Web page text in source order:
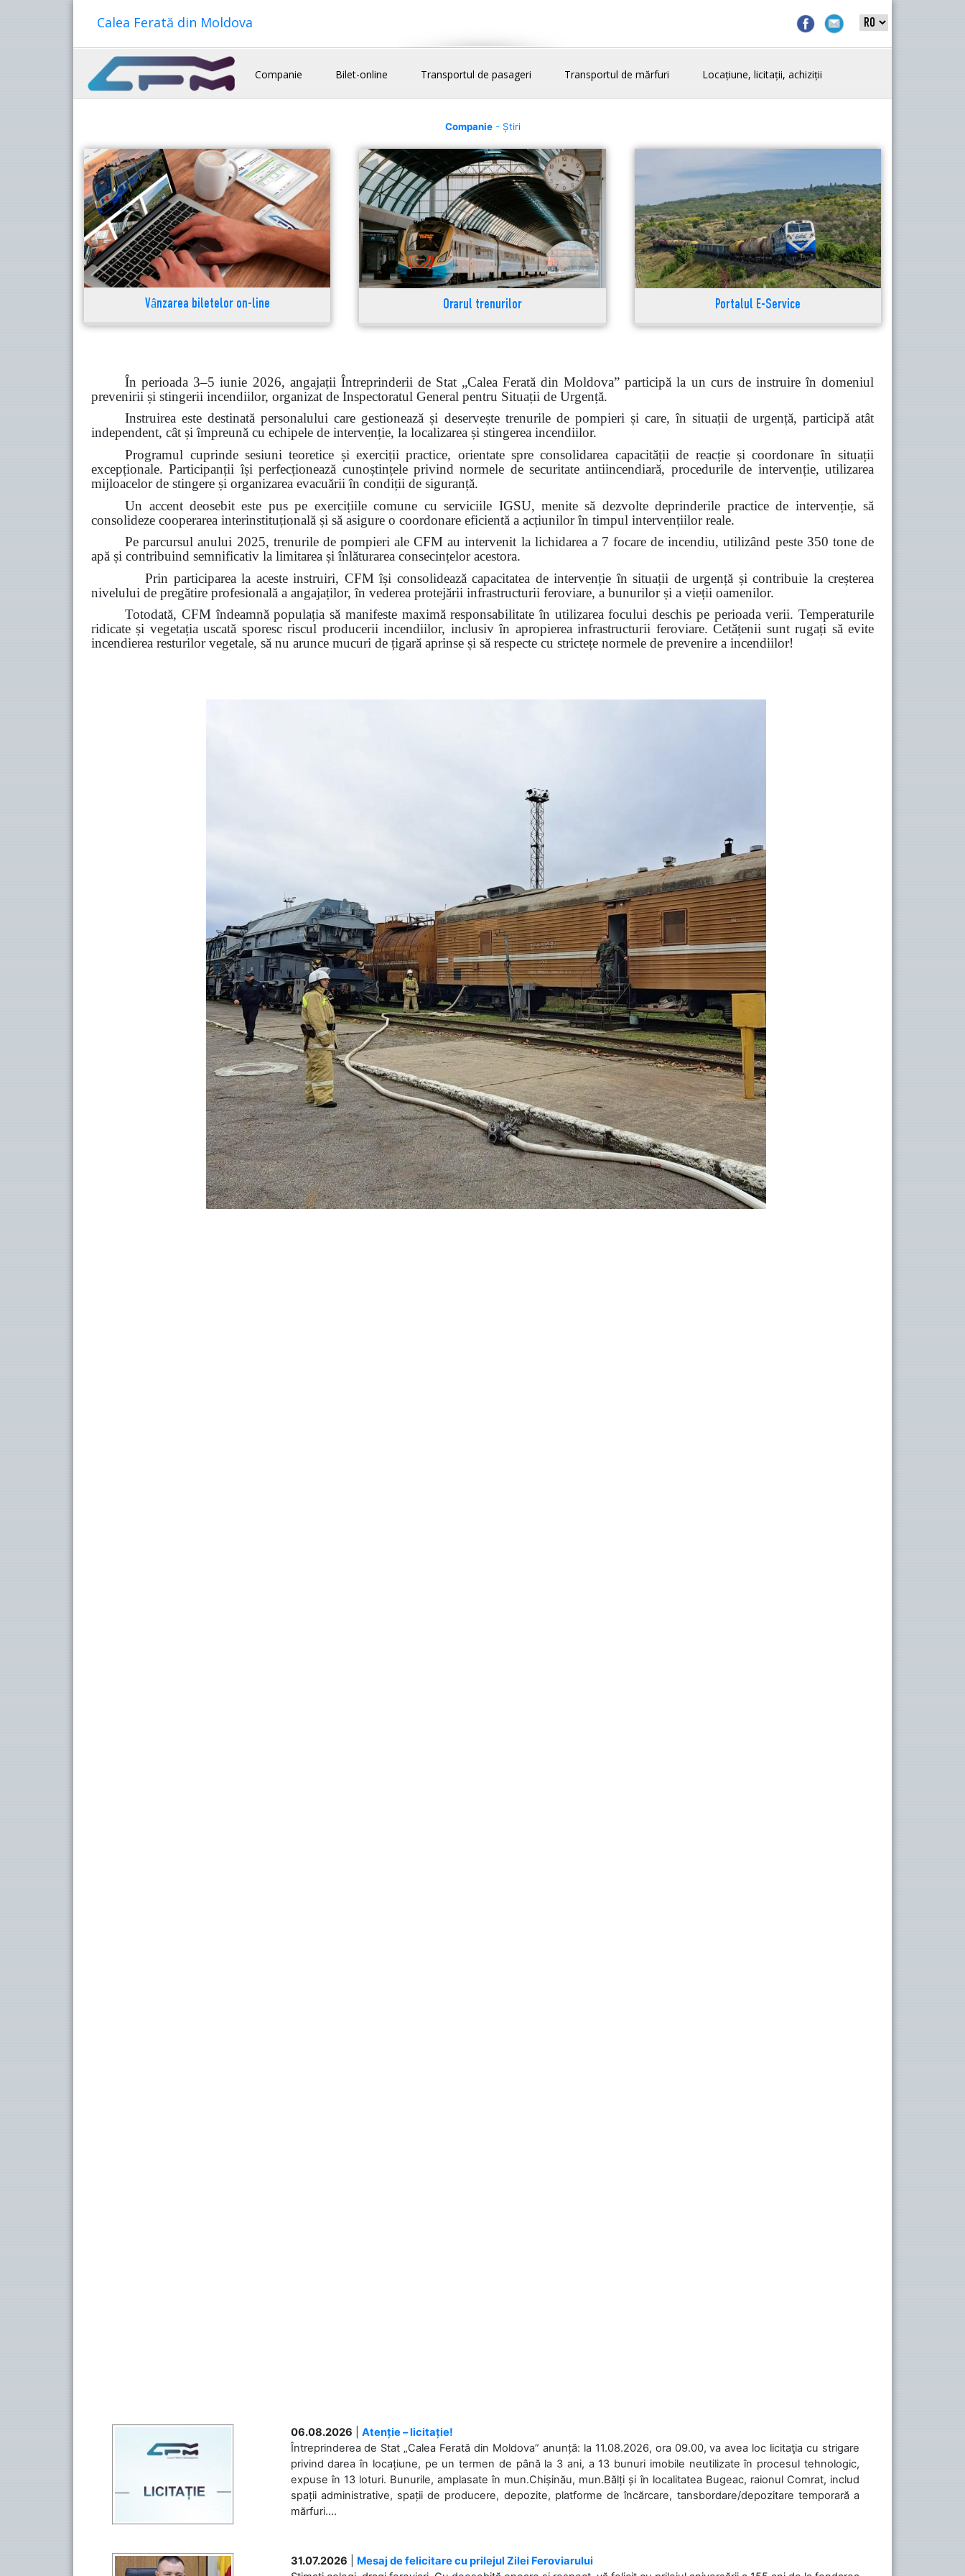
Calea Ferată din Moldova
Companie Bilet-online Transportul de pasageri Transportul de mărfuri Locațiune, licitații, achiziții
Companie- Știri
Vânzarea biletelor on-line Orarul trenurilor Portalul E-Service
În perioada 3–5 iunie 2026, angajații Întreprinderii de Stat „Calea Ferată din Moldova” participă la un curs de instruire în domeniul
prevenirii și stingerii incendiilor, organizat de Inspectoratul General pentru Situații de Urgență.
Instruirea este destinată personalului care gestionează și deservește trenurile de pompieri și care, în situații de urgență, participă atât
independent, cât și împreună cu echipele de intervenție, la localizarea și stingerea incendiilor.
Programul cuprinde sesiuni teoretice și exerciții practice, orientate spre consolidarea capacității de reacție și coordonare în situații
excepționale. Participanții își perfecționează cunoștințele privind normele de securitate antiincendiară, procedurile de intervenție, utilizarea
mijloacelor de stingere și organizarea evacuării în condiții de siguranță.
Un accent deosebit este pus pe exercițiile comune cu serviciile IGSU, menite să dezvolte deprinderile practice de intervenție, să
consolideze cooperarea interinstituțională și să asigure o coordonare eficientă a acțiunilor în timpul intervențiilor reale.
Pe parcursul anului 2025, trenurile de pompieri ale CFM au intervenit la lichidarea a 7 focare de incendiu, utilizând peste 350 tone de
apă și contribuind semnificativ la limitarea și înlăturarea consecințelor acestora.
Prin participarea la aceste instruiri, CFM își consolidează capacitatea de intervenție în situații de urgență și contribuie la creșterea
nivelului de pregătire profesională a angajaților, în vederea protejării infrastructurii feroviare, a bunurilor și a vieții oamenilor.
Totodată, CFM îndeamnă populația să manifeste maximă responsabilitate în utilizarea focului deschis pe perioada verii. Temperaturile
ridicate și vegetația uscată sporesc riscul producerii incendiilor, inclusiv în apropierea infrastructurii feroviare. Cetățenii sunt rugați să evite
incendierea resturilor vegetale, să nu arunce mucuri de țigară aprinse și să respecte cu strictețe normele de prevenire a incendiilor!
06.08.2026
Atenție – licitație!
Întreprinderea de Stat „Calea Ferată din Moldova” anunță: la 11.08.2026, ora 09.00, va avea loc licitaţia cu strigare
privind darea în locațiune, pe un termen de până la 3 ani, a 13 bunuri imobile neutilizate în procesul tehnologic,
expuse în 13 loturi. Bunurile, amplasate în mun.Chișinău, mun.Bălți și în localitatea Bugeac, raionul Comrat, includ
spații administrative, spații de producere, depozite, platforme de încărcare, tansbordare/depozitare temporară a
mărfuri....
31.07.2026
Mesaj de felicitare cu prilejul Zilei Feroviarului